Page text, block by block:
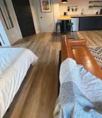
van 4,96 uit 5, 24